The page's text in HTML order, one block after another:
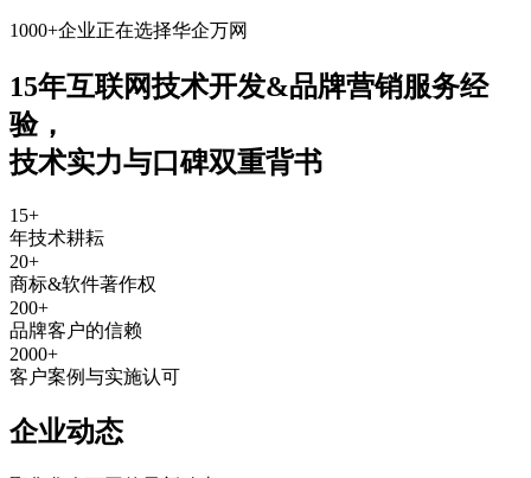
1000+企业正在选择华企万网
15年互联网技术开发&品牌营销服务经
验，
技术实力与口碑双重背书
15+
年技术耕耘
20+
商标&软件著作权
200+
品牌客户的信赖
2000+
客户案例与实施认可
企业动态